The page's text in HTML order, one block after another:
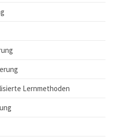
Lernmethoden